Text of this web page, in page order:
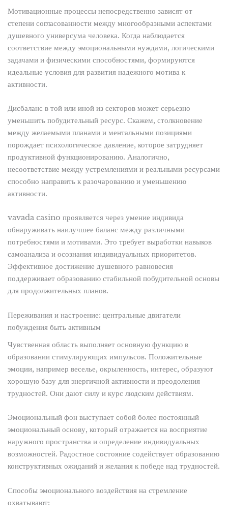
Мотивационные процессы непосредственно зависят от
степени согласованности между многообразными аспектами
душевного универсума человека. Когда наблюдается
соответствие между эмоциональными нуждами, логическими
задачами и физическими способностями, формируются
идеальные условия для развития надежного мотива к
активности.
Дисбаланс в той или иной из секторов может серьезно
уменьшить побудительный ресурс. Скажем, столкновение
между желаемыми планами и ментальными позициями
порождает психологическое давление, которое затрудняет
продуктивной функционированию. Аналогично,
несоответствие между устремлениями и реальными ресурсами
способно направить к разочарованию и уменьшению
активности.
vavada casino проявляется через умение индивида
обнаруживать наилучшее баланс между различными
потребностями и мотивами. Это требует выработки навыков
самоанализа и осознания индивидуальных приоритетов.
Эффективное достижение душевного равновесия
поддерживает образованию стабильной побудительной основы
для продолжительных планов.
Переживания и настроение: центральные двигатели
побуждения быть активным
Чувственная область выполняет основную функцию в
образовании стимулирующих импульсов. Положительные
эмоции, например веселье, окрыленность, интерес, образуют
хорошую базу для энергичной активности и преодоления
трудностей. Они дают силу и курс людским действиям.
Эмоциональный фон выступает собой более постоянный
эмоциональный основу, который отражается на восприятие
наружного пространства и определение индивидуальных
возможностей. Радостное состояние содействует образованию
конструктивных ожиданий и желания к победе над трудностей.
Способы эмоционального воздействия на стремление
охватывают: